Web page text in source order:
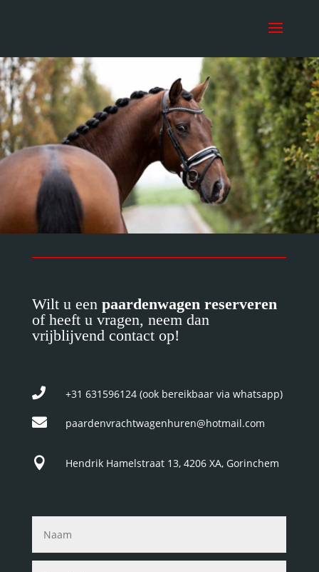
Wilt u een paardenwagen reserveren
of heeft u vragen, neem dan
vrijblijvend contact op!
 +31 631596124 (ook bereikbaar via whatsapp)
 paardenvrachtwagenhuren@hotmail.com
 Hendrik Hamelstraat 13, 4206 XA, Gorinchem